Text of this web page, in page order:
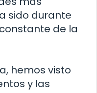
sido durante
de la
hemos visto
y las